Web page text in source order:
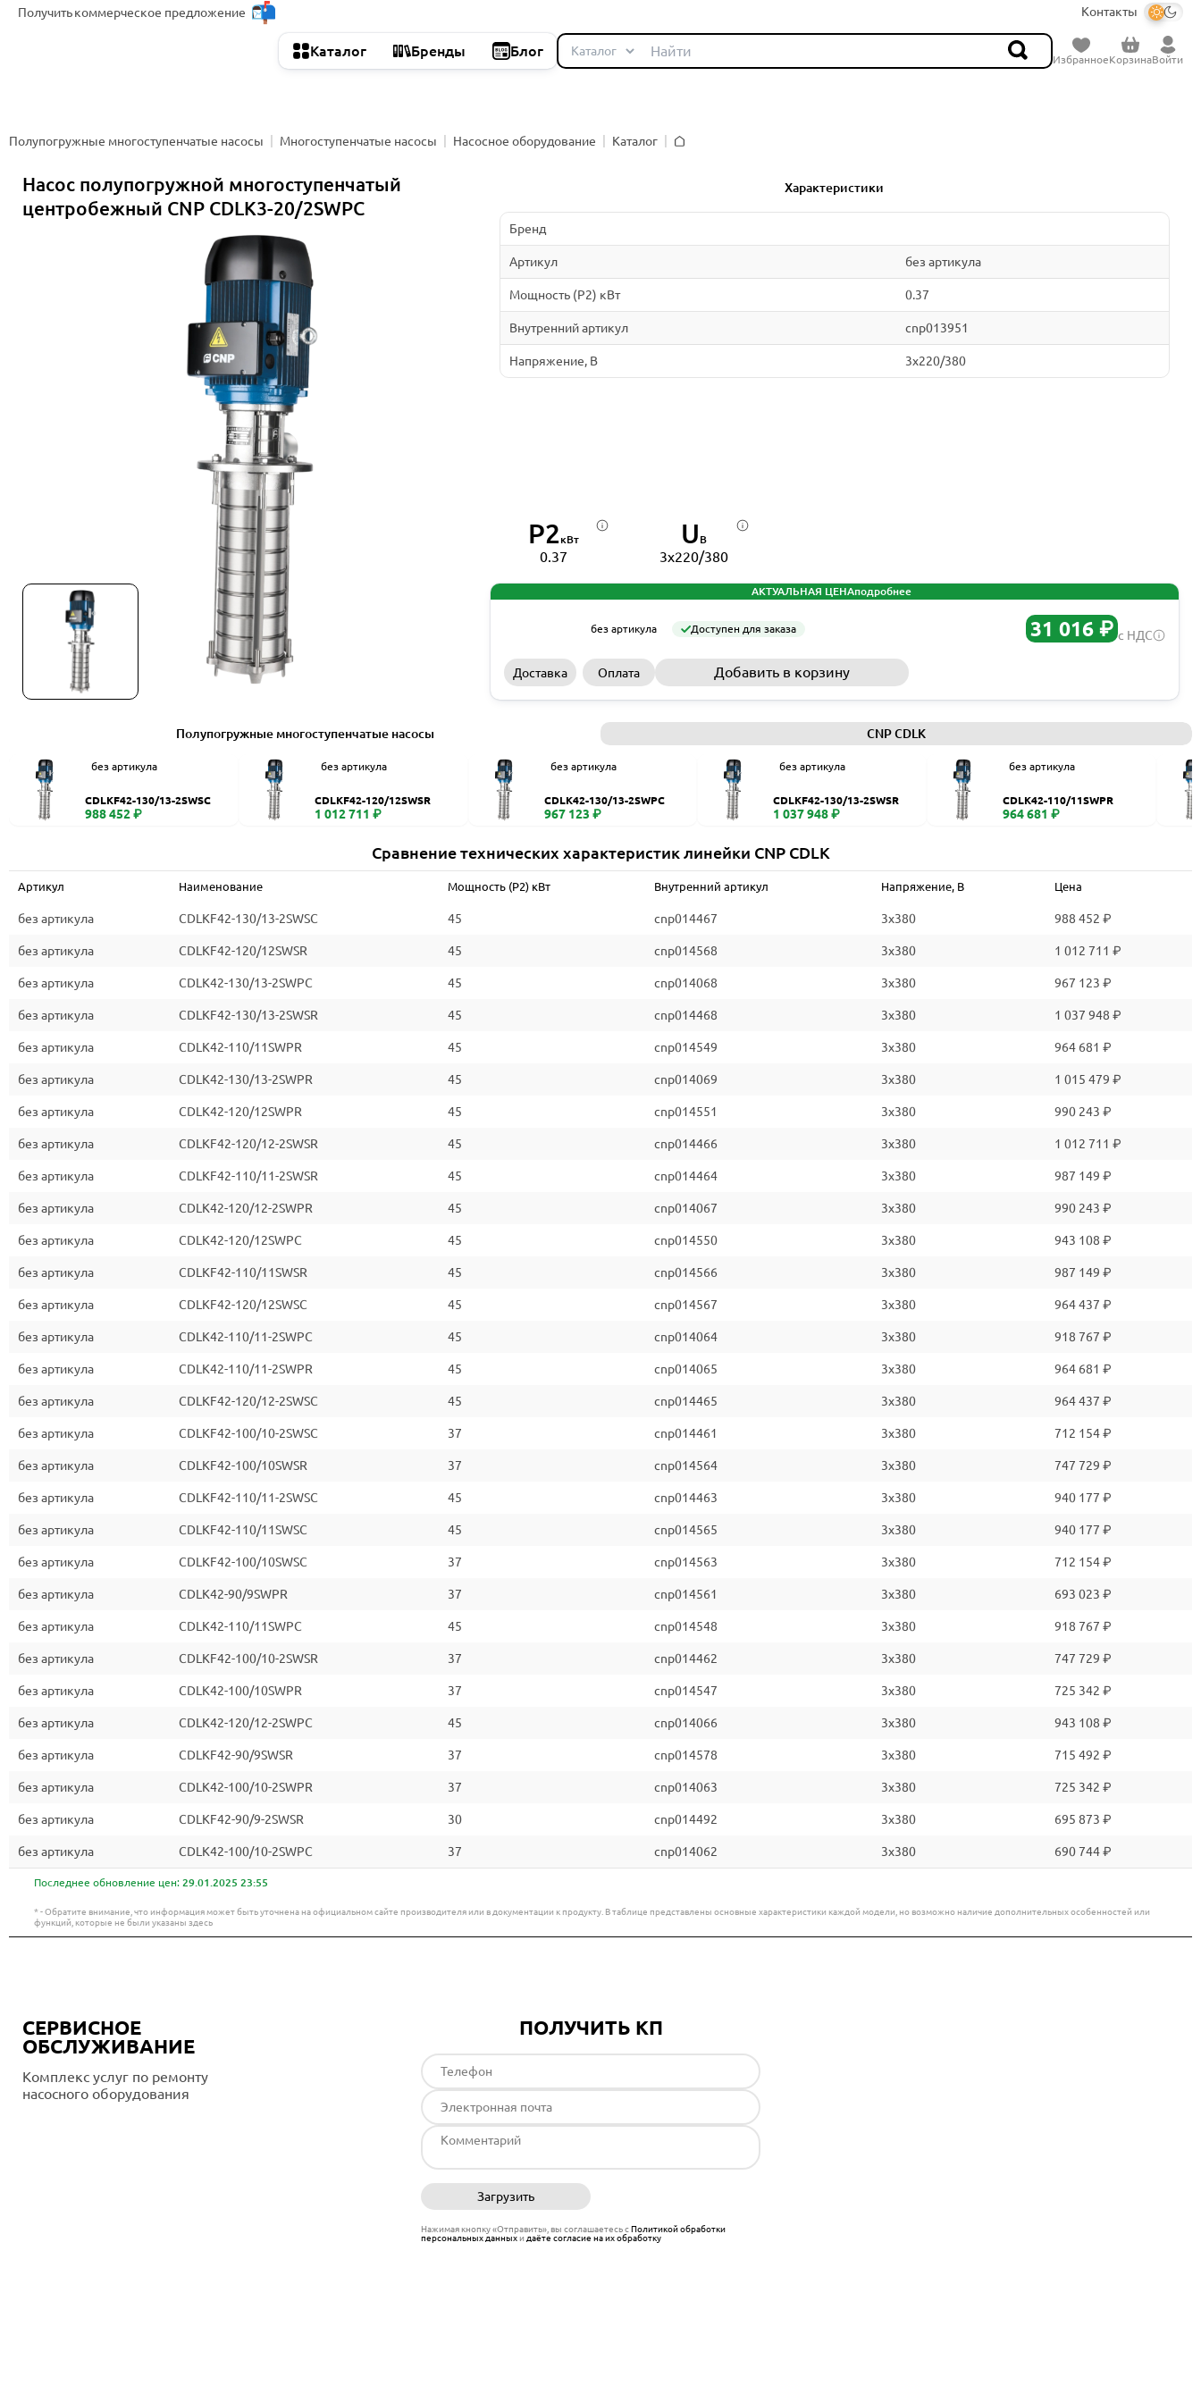
Получитькоммерческое предложение Контакты
Каталог Бренды Блог
ИзбранноеКорзинаВойти
Полупогружные многоступенчатые насосы Многоступенчатые насосы Насосное оборудование
Каталог
Насос полупогружной многоступенчатый
центробежный CNP CDLK3-20/2SWPC
Характеристики
Бренд
Артикул без артикула
Мощность (P2) кВт 0.37
Внутренний артикул cnp013951
Напряжение, В 3x220/380
P2кВт
0.37
U В
3x220/380
АКТУАЛЬНАЯ ЦЕНАподробнее
без артикула Доступен для заказа 31 016 ₽ с НДС
Доставка Оплата Добавить в корзину
Полупогружные многоступенчатые насосы CNP CDLK
без артикула
CDLKF42-130/13-2SWSC
988 452 ₽
без артикула
CDLKF42-120/12SWSR
1 012 711 ₽
без артикула
CDLK42-130/13-2SWPC
967 123 ₽
без артикула
CDLKF42-130/13-2SWSR
1 037 948 ₽
без артикула
CDLK42-110/11SWPR
964 681 ₽
Сравнение технических характеристик линейки CNP CDLK
Артикул Наименование Мощность (P2) кВт Внутренний артикул Напряжение, В Цена
без артикула CDLKF42-130/13-2SWSC 45 cnp014467 3x380 988 452 ₽
без артикула CDLKF42-120/12SWSR 45 cnp014568 3x380 1 012 711 ₽
без артикула CDLK42-130/13-2SWPC 45 cnp014068 3x380 967 123 ₽
без артикула CDLKF42-130/13-2SWSR 45 cnp014468 3x380 1 037 948 ₽
без артикула CDLK42-110/11SWPR 45 cnp014549 3x380 964 681 ₽
без артикула CDLK42-130/13-2SWPR 45 cnp014069 3x380 1 015 479 ₽
без артикула CDLK42-120/12SWPR 45 cnp014551 3x380 990 243 ₽
без артикула CDLKF42-120/12-2SWSR 45 cnp014466 3x380 1 012 711 ₽
без артикула CDLKF42-110/11-2SWSR 45 cnp014464 3x380 987 149 ₽
без артикула CDLK42-120/12-2SWPR 45 cnp014067 3x380 990 243 ₽
без артикула CDLK42-120/12SWPC 45 cnp014550 3x380 943 108 ₽
без артикула CDLKF42-110/11SWSR 45 cnp014566 3x380 987 149 ₽
без артикула CDLKF42-120/12SWSC 45 cnp014567 3x380 964 437 ₽
без артикула CDLK42-110/11-2SWPC 45 cnp014064 3x380 918 767 ₽
без артикула CDLK42-110/11-2SWPR 45 cnp014065 3x380 964 681 ₽
без артикула CDLKF42-120/12-2SWSC 45 cnp014465 3x380 964 437 ₽
без артикула CDLKF42-100/10-2SWSC 37 cnp014461 3x380 712 154 ₽
без артикула CDLKF42-100/10SWSR 37 cnp014564 3x380 747 729 ₽
без артикула CDLKF42-110/11-2SWSC 45 cnp014463 3x380 940 177 ₽
без артикула CDLKF42-110/11SWSC 45 cnp014565 3x380 940 177 ₽
без артикула CDLKF42-100/10SWSC 37 cnp014563 3x380 712 154 ₽
без артикула CDLK42-90/9SWPR 37 cnp014561 3x380 693 023 ₽
без артикула CDLK42-110/11SWPC 45 cnp014548 3x380 918 767 ₽
без артикула CDLKF42-100/10-2SWSR 37 cnp014462 3x380 747 729 ₽
без артикула CDLK42-100/10SWPR 37 cnp014547 3x380 725 342 ₽
без артикула CDLK42-120/12-2SWPC 45 cnp014066 3x380 943 108 ₽
без артикула CDLKF42-90/9SWSR 37 cnp014578 3x380 715 492 ₽
без артикула CDLK42-100/10-2SWPR 37 cnp014063 3x380 725 342 ₽
без артикула CDLKF42-90/9-2SWSR 30 cnp014492 3x380 695 873 ₽
без артикула CDLK42-100/10-2SWPC 37 cnp014062 3x380 690 744 ₽
Последнее обновление цен: 29.01.2025 23:55
* - Обратите внимание, что информация может быть уточнена на официальном сайте производителя или в документации к продукту. В таблице представлены основные характеристики каждой модели, но возможно наличие дополнительных особенностей или
функций, которые не были указаны здесь
СЕРВИСНОЕ
ОБСЛУЖИВАНИЕ
Комплекс услуг по ремонту
насосного оборудования
ПОЛУЧИТЬ КП
Загрузить
Нажимая кнопку «Отправить», вы соглашаетесь сПолитикой обработки
персональных данныхи даёте согласие на их обработку